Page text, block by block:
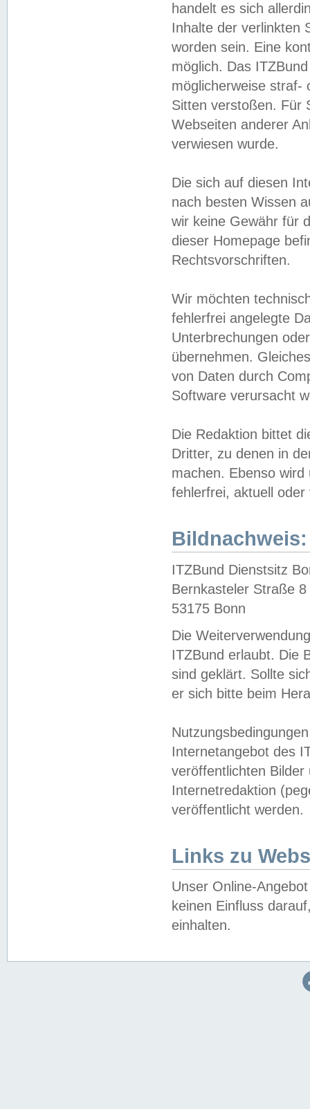
handelt es sich
Inhalte der verlinkten
worden sein. Eine
möglich. Das
möglicherweise straf-
Sitten verstoßen. Für
Webseiten anderer
verwiesen wurde.
Die sich auf diesen
nach besten Wissen
wir keine Gewähr für
dieser Homepage
Rechtsvorschriften.
Wir möchten
fehlerfrei angelegte
Unterbrechungen
übernehmen.
von Daten durch
Software verursacht
Die Redaktion bittet
Dritter, zu denen in
machen. Ebenso
fehlerfrei, aktuell oder
Bildnachweis:
ITZBund Dienstsitz
Bernkasteler Straße 8
53175 Bonn
Die
ITZBund erlaubt. Die
sind geklärt. Sollte
er sich bitte beim
Internetangebot des
veröffentlichten
Internetredaktion
veröffentlicht werden.
Links zu
Unser Online-
keinen Einfluss
einhalten.